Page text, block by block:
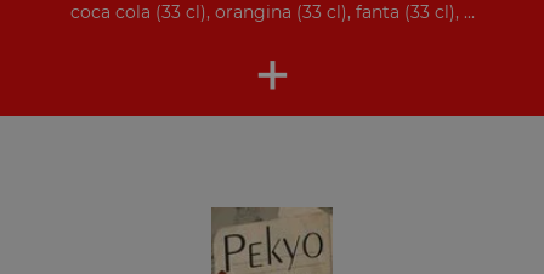
coca cola (33 cl), orangina (33 cl), fanta (33 cl), ...
+